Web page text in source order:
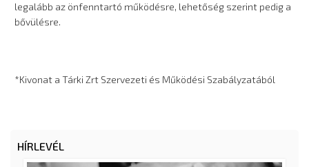
legalább az önfenntartó működésre, lehetőség szerint pedig a
bővülésre.
*Kivonat a Tárki Zrt Szervezeti és Működési Szabályzatából
HÍRLEVÉL